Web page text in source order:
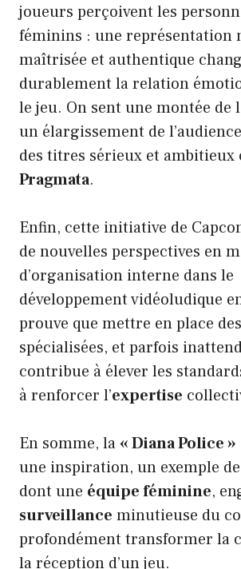
joueurs perçoivent les
féminins : une représentation
maîtrisée et authentique
durablement la relation
le jeu. On sent une montée de
un élargissement de
des titres sérieux et ambitieux
Pragmata.
Enfin, cette initiative de
de nouvelles perspectives en
d’organisation interne dans le
développement vidéoludique
prouve que mettre en place
spécialisées, et parfois
contribue à élever les
à renforcer l’expertise
En somme, la« Diana Police »
une inspiration, un exemple
dont une équipe féminine,
surveillance minutieuse du
profondément transformer la
la réception d’un jeu.